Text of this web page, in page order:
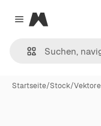
Close menu
Magnific
Startseite/Stock/